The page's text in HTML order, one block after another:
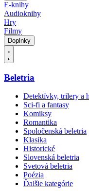
E-knihy
Audioknihy
Hry
Filmy
Doplnky
Beletria
Detektívky, trilery a
Sci-fi a fantasy
Komiksy
Romantika
Spoločenská beletria
Klasika
Historické
Slovenská beletria
Svetová beletria
Poézia
Ďalšie kategórie